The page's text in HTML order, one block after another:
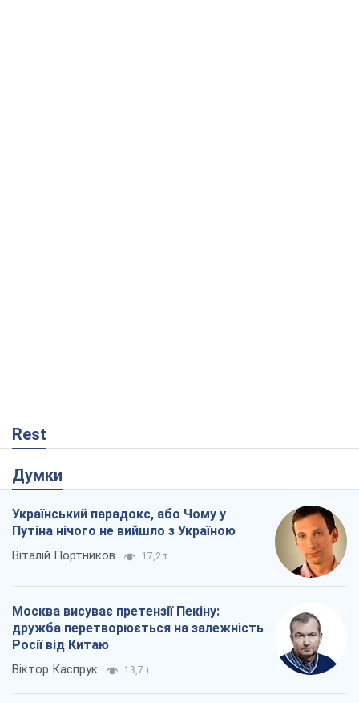
Rest
Думки
Український парадокс, або Чому у
Путіна нічого не вийшло з Україною
Віталій Портников 17,2 т.
Москва висуває претензії Пекіну:
дружба перетворюється на залежність
Росії від Китаю
Віктор Каспрук 13,7 т.